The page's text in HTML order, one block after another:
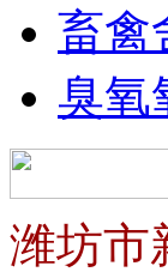
畜禽
臭氧
潍坊市